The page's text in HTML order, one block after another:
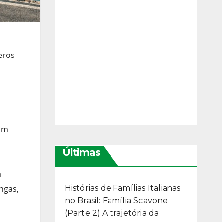
Últimas
Histórias de Famílias Italianas
no Brasil: Família Scavone
(Parte 2) A trajetória da